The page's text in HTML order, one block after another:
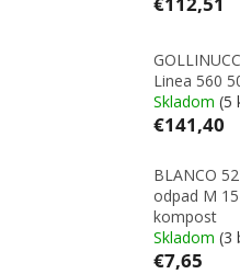
Linea 560
Skladom (5
€141,40
BLANCO
odpad M
kompost
Skladom (3
€7,65